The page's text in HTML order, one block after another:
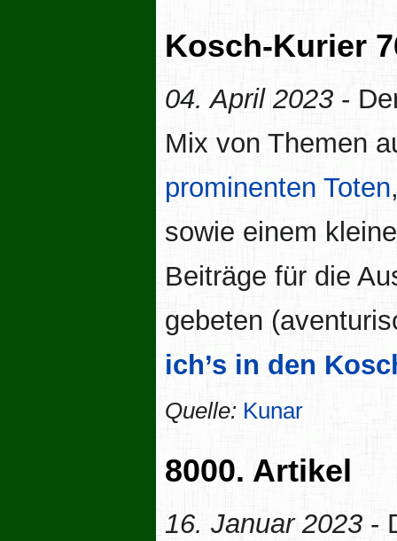
Kosch-Kurier
04. April 2023 -
Mix von Themen
prominenten Toten
sowie einem
Beiträge für die
gebeten
ich’s in den
Quelle: Kunar
8000. Artikel
16. Januar 2023 -